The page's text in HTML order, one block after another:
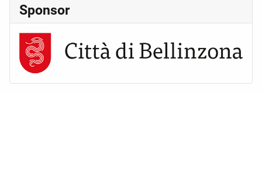
Sponsor